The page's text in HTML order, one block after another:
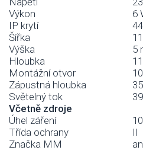
Výkon
6
IP krytí
44
Šířka
Výška
5
Hloubka
Montážní otvor
Zápustná hloubka
Světelný tok
Včetně zdroje
Úhel záření
Třída ochrany
II
Značka MM